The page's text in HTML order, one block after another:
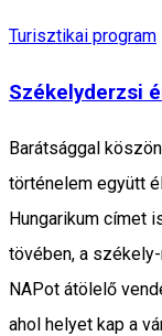
Turisztikai program
Székelyderzsi
Barátsággal
történelem együtt
Hungarikum címet
tövében, a
NAPot átölelő
ahol helyet kap a